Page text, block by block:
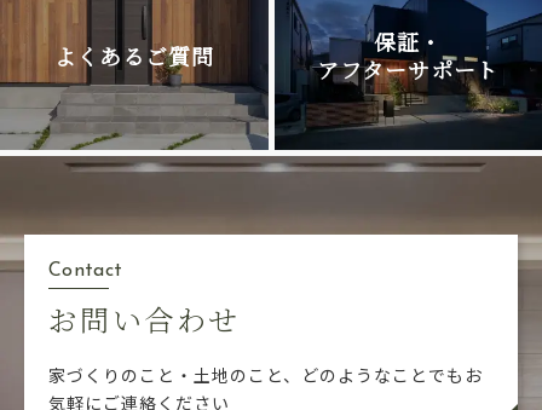
よくあるご質問
保証・
アフターサポート
Contact
お問い合わせ
家づくりのこと・土地のこと、どのようなことでも お
気軽にご連絡ください